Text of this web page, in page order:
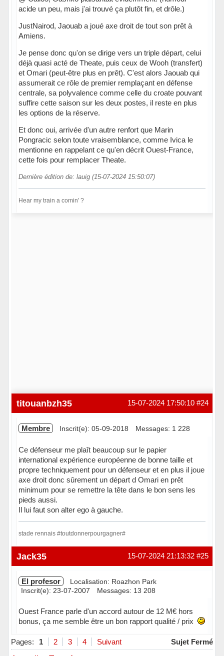
acide un peu, mais j'ai trouvé ça plutôt fin, et drôle.)
JustNairod, Jaouab a joué axe droit de tout son prêt à
Amiens.
Je pense donc qu'on se dirige vers un triple départ, celui
déjà quasi acté de Theate, puis ceux de Wooh (transfert)
et Omari (peut-être plus en prêt). C'est alors Jaouab qui
assumerait ce rôle de premier remplaçant en défense
centrale, sa polyvalence comme celle du croate pouvant
suffire cette saison sur les deux postes, il reste en plus
les options de la réserve.
Et donc oui, arrivée d'un autre renfort que Marin
Pongracic selon toute vraisemblance, comme Ivica le
mentionne en rappelant ce qu'en décrit Ouest-France,
cette fois pour remplacer Theate.
Dernière édition de: lauig (15-07-2024 15:50:07)
Hear my train a comin' ?
#24
15-07-2024 17:50:10
titouanbzh35
Membre Inscrit(e): 05-09-2018 Messages: 1 228
Ce défenseur me plaît beaucoup sur le papier
international expérience européenne de bonne taille et
propre techniquement pour un défenseur et en plus il joue
axe droit donc sûrement un départ d Omari en prêt
minimum pour se remettre la tête dans le bon sens les
pieds aussi.
Il lui faut son alter ego à gauche.
stade rennais #toutdonnerpourgagner#
Hors ligne #25
15-07-2024 21:13:32
Jack35
El profesor
Localisation: Roazhon Park
Inscrit(e): 23-07-2007
Messages: 13 208
Ouest France parle d'un accord autour de 12 M€ hors
bonus, ça me semble être un bon rapport qualité / prix
Hors ligne
Pages: 1 2 3 4 Suivant Sujet Fermé